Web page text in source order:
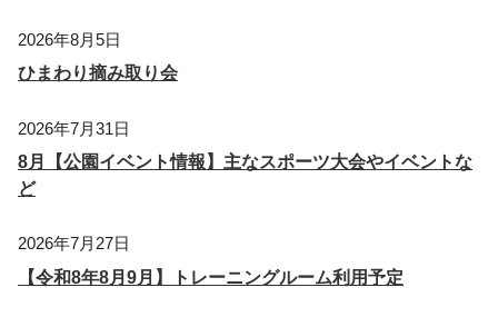
2026年8月5日
ひまわり摘み取り会
2026年7月31日
8月【公園イベント情報】主なスポーツ大会やイベントな
ど
2026年7月27日
【令和8年8月9月】トレーニングルーム利用予定